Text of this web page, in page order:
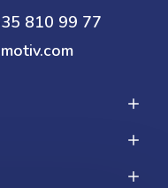
810 99 77